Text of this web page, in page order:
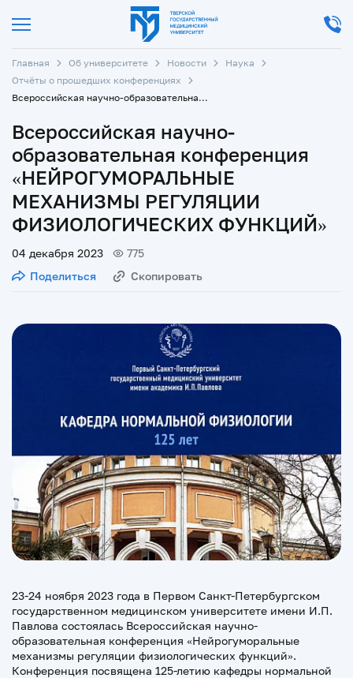
Главная Об университете Новости
Наука
Отчёты о прошедших конференциях
Всероссийская научно-образовательная конференция «НЕЙРОГУМОРАЛЬНЫЕ МЕХАНИЗМЫ РЕГУЛЯЦИИ ФИЗИОЛОГИЧЕСКИХ ФУНКЦИЙ»
Всероссийская научно-
образовательная конференция
«НЕЙРОГУМОРАЛЬНЫЕ
МЕХАНИЗМЫ РЕГУЛЯЦИИ
ФИЗИОЛОГИЧЕСКИХ ФУНКЦИЙ»
04 декабря 2023
775
Поделиться
Скопировать
23-24 ноября 2023 года в Первом Санкт-Петербургском
государственном медицинском университете имени И.П.
Павлова состоялась Всероссийская научно-
образовательная конференция «Нейрогуморальные
механизмы регуляции физиологических функций».
Конференция посвящена 125-летию кафедры нормальной